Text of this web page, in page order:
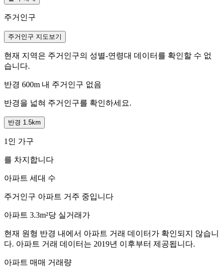
주거인구
주거인구 지도보기
현재 지역은 주거인구의 성별-연령대 데이터를 확인할 수 없
습니다.
반경 600m 내 주거인구 없음
반경을 넓혀 주거인구를 확인하세요.
반경 1.5km
1인 가구
를 차지합니다
아파트 세대 수
주거인구 아파트 거주 중입니다
아파트 3.3m²당 실거래가
현재 원형 반경 내에서 아파트 거래 데이터가 확인되지 않습니
다. 아파트 거래 데이터는 2019년 이후부터 제공됩니다.
아파트 매매 거래량